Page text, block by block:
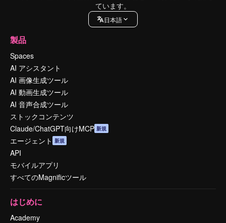
ています。
日本語
製品
Spaces
AI アシスタント
AI 画像生成ツール
AI 動画生成ツール
AI 音声合成ツール
ストックコンテンツ
Claude/ChatGPT向けMCP 新規
エージェント 新規
API
モバイルアプリ
すべてのMagnificツール
はじめに
Academy